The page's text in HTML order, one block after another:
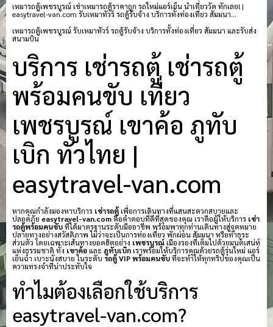
เหมารถตู้เพชรบูรณ์ เช่าเหมารถตู้ราคาถูก รถใหม่แอร์เย็น นำเที่ยววัด ทักเลย! |
easytravel-van.com รับเหมาทัวร์ รถตู้รับจ้าง บริการทั้งท่องเที่ยว สัมมนา…
เหมารถตู้เพชรบูรณ์ รับเหมาทัวร์ รถตู้รับจ้าง บริการทั้งท่องเที่ยว สัมมนา และรับส่ง
สนามบิน
บริการ เช่ารถตู้ เช่ารถตู้
พร้อมคนขับ เที่ยว
เพชรบูรณ์ เขาค้อ ภูทับ
เบิก ทั่วไทย |
easytravel-van.com
หากคุณกำลังมองหาบริการ เช่ารถตู้เพื่อการเดินทางที่แสนสะดวกสบายและ
ปลอดภัย easytravel-van.comคือคำตอบที่ดีที่สุดของคุณ เราคือผู้ให้บริการ เช่า
รถตู้พร้อมคนขับที่ได้มาตรฐานระดับมืออาชีพ พร้อมพาทุกท่านเดินทางสู่จุดหมาย
ปลายทางอย่างสวัสดิภาพ ไม่ว่าจะเป็นการท่องเที่ยว พักผ่อน สัมมนา หรือทำธุระ
ส่วนตัว โดยเฉพาะเส้นทางยอดฮิตอย่าง เพชรบูรณ์เมืองรองที่เต็มไปด้วยมนต์เสน่ห์
แห่งธรรมชาติ ทั้ง เขาค้อและ ภูทับเบิกเราพร้อมให้บริการคุณด้วยรถตู้รุ่นใหม่ แอร์
เย็นฉ่ำ เบาะนั่งสบาย ในระดับ รถตู้ VIP พร้อมคนขับที่จะทำให้ทุกทริปของคุณเป็น
ความทรงจำที่น่าประทับใจ
ทำไมต้องเลือกใช้บริการ
easytravel-van.com?